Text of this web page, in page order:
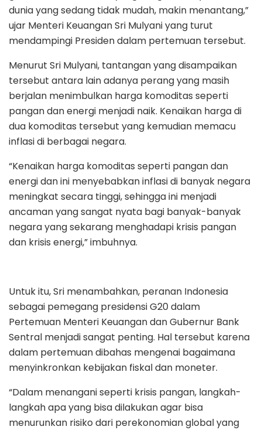
dunia yang sedang tidak mudah, makin menantang,”
ujar Menteri Keuangan Sri Mulyani yang turut
mendampingi Presiden dalam pertemuan tersebut.
Menurut Sri Mulyani, tantangan yang disampaikan
tersebut antara lain adanya perang yang masih
berjalan menimbulkan harga komoditas seperti
pangan dan energi menjadi naik. Kenaikan harga di
dua komoditas tersebut yang kemudian memacu
inflasi di berbagai negara.
“Kenaikan harga komoditas seperti pangan dan
energi dan ini menyebabkan inflasi di banyak negara
meningkat secara tinggi, sehingga ini menjadi
ancaman yang sangat nyata bagi banyak-banyak
negara yang sekarang menghadapi krisis pangan
dan krisis energi,” imbuhnya.
Untuk itu, Sri menambahkan, peranan Indonesia
sebagai pemegang presidensi G20 dalam
Pertemuan Menteri Keuangan dan Gubernur Bank
Sentral menjadi sangat penting. Hal tersebut karena
dalam pertemuan dibahas mengenai bagaimana
menyinkronkan kebijakan fiskal dan moneter.
“Dalam menangani seperti krisis pangan, langkah-
langkah apa yang bisa dilakukan agar bisa
menurunkan risiko dari perekonomian global yang